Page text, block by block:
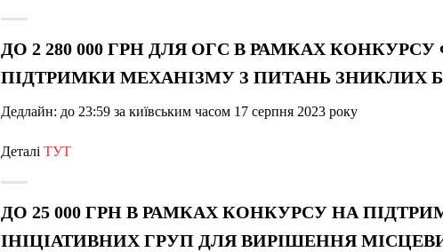
ДО 2 280 000 ГРН ДЛЯ ОГС В РАМКАХ
ПІДТРИМКИ МЕХАНІЗМУ З ПИТАНЬ ЗНИКЛИХ
Дедлайн: до 23:59 за київським часом 17 серпня 2023 року
Деталі ТУТ
ДО 25 000 ГРН В РАМКАХ КОНКУРСУ НА
ІНІЦІАТИВНИХ ГРУП ДЛЯ ВИРІШЕННЯ